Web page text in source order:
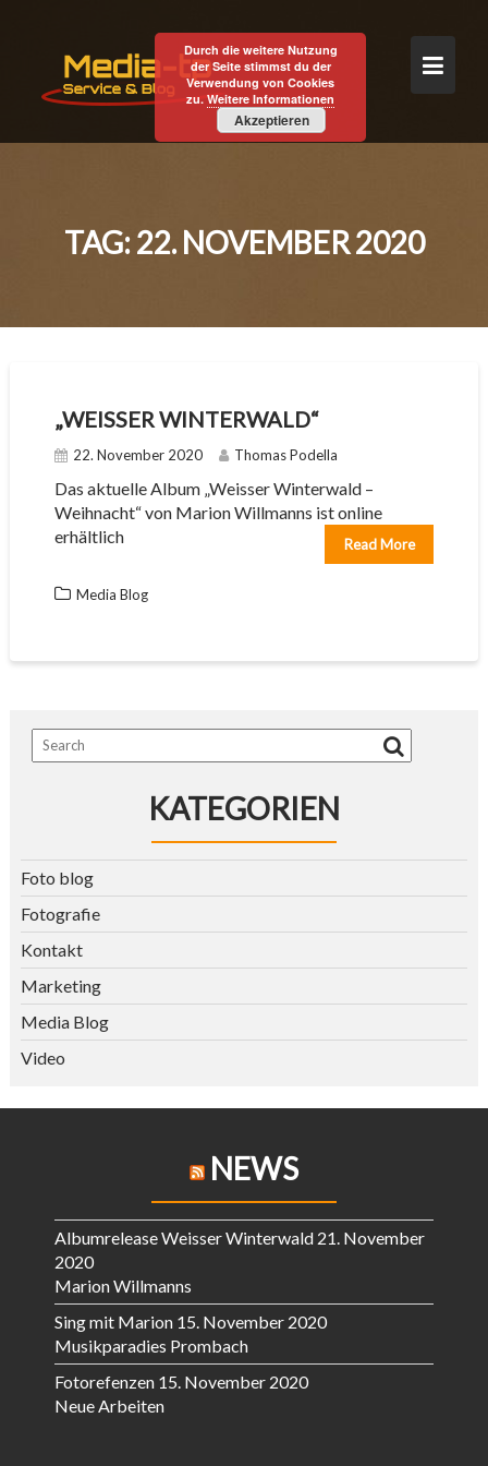
TAG:22. NOVEMBER 2020
„WEISSER WINTERWALD“
22. November 2020 Thomas Podella
Das aktuelle Album „Weisser Winterwald –
Weihnacht“ von Marion Willmanns ist online
erhältlich
Read More
Media Blog
KATEGORIEN
Foto blog
Fotografie
Kontakt
Marketing
Media Blog
Video
NEWS
Albumrelease Weisser Winterwald 21. November
2020
Marion Willmanns
Sing mit Marion 15. November 2020
Musikparadies Prombach
Fotorefenzen 15. November 2020
Neue Arbeiten
Durch die weitere Nutzung
der Seite stimmst du der
Verwendung von Cookies
zu. Weitere Informationen
Akzeptieren